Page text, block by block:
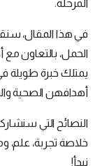
المرحلة.
الحمل، بالتعاون مع
يمتلك خبرة طويلة
أهدافهن الصحية
النصائح التي
خلاصة تجربة، علم،
نبدأ!